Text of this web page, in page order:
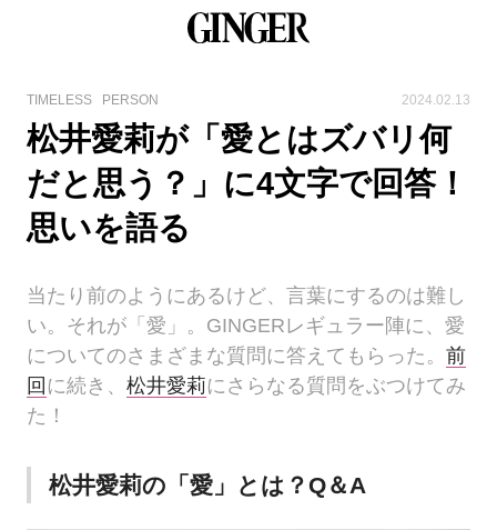
TIMELESS PERSON 2024.02.13
松井愛莉が「愛とはズバリ何
だと思う？」に4文字で回答！
思いを語る
当たり前のようにあるけど、言葉にするのは難し
い。それが「愛」。GINGERレギュラー陣に、愛
についてのさまざまな質問に答えてもらった。前
回 に続き、松井愛莉にさらなる質問をぶつけてみ
た！
松井愛莉の「愛」とは？Q＆A